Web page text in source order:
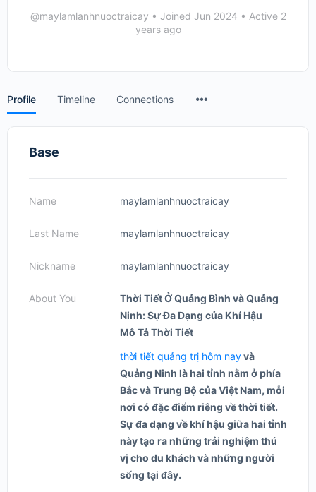
@maylamlanhnuoctraicay • Joined Jun 2024 • Active 2
years ago
Profile Timeline Connections
Base
Name maylamlanhnuoctraicay
Last Name maylamlanhnuoctraicay
Nickname maylamlanhnuoctraicay
About You
Thời Tiết Ở Quảng Bình và Quảng
Ninh: Sự Đa Dạng của Khí Hậu
Mô Tả Thời Tiết
thời tiết quảng trị hôm nayvà
Quảng Ninh là hai tỉnh nằm ở phía
Bắc và Trung Bộ của Việt Nam, mỗi
nơi có đặc điểm riêng về thời tiết.
Sự đa dạng về khí hậu giữa hai tỉnh
này tạo ra những trải nghiệm thú
vị cho du khách và những người
sống tại đây.